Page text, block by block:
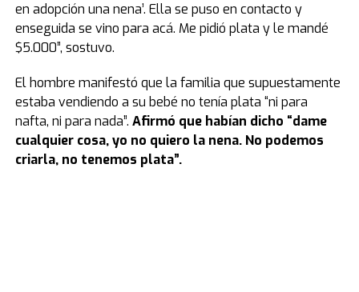
en adopción una nena’. Ella se puso en contacto y
enseguida se vino para acá. Me pidió plata y le mandé
$5.000”, sostuvo.
El hombre manifestó que la familia que supuestamente
estaba vendiendo a su bebé no tenía plata “ni para
nafta, ni para nada”. Afirmó que habían dicho “dame
cualquier cosa, yo no quiero la nena. No podemos
criarla, no tenemos plata”.